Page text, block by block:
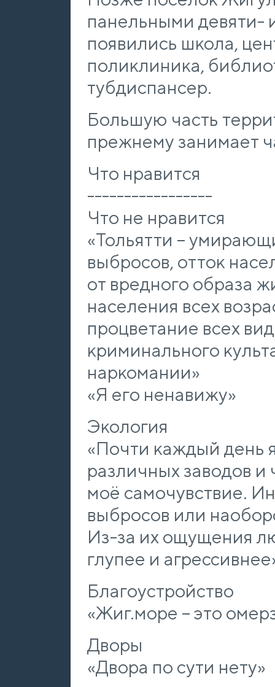
панельными девяти-
появились школа,
поликлиника,
тубдиспансер.
Большую часть
прежнему занимает
Что нравится
-----------------
Что не нравится
«Тольятти –
выбросов, отток
от вредного образа
населения всех
процветание всех
криминального
наркомании»
«Я его ненавижу»
Экология
«Почти каждый день
различных заводов и
моё самочувствие.
выбросов или
Из-за их ощущения
глупее и
Благоустройство
«Жиг.море – это
Дворы
«Двора по сути нету»